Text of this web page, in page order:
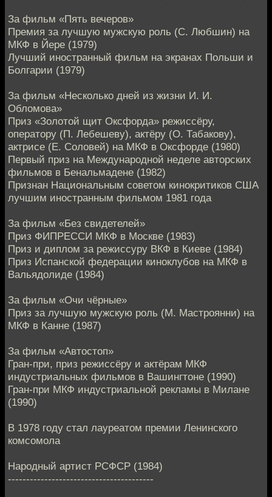
За фильм «Пять вечеров»
Премия за лучшую мужскую роль (С. Любшин) на
МКФ в Йере (1979)
Лучший иностранный фильм на экранах Польши и
Болгарии (1979)
За фильм «Несколько дней из жизни И. И.
Обломова»
Приз «Золотой щит Оксфорда» режиссёру,
оператору (П. Лебешеву), актёру (О. Табакову),
актрисе (Е. Соловей) на МКФ в Оксфорде (1980)
Первый приз на Международной неделе авторских
фильмов в Бенальмадене (1982)
Признан Национальным советом кинокритиков США
лучшим иностранным фильмом 1981 года
За фильм «Без свидетелей»
Приз ФИПРЕССИ МКФ в Москве (1983)
Приз и диплом за режиссуру ВКФ в Киеве (1984)
Приз Испанской федерации киноклубов на МКФ в
Вальядолиде (1984)
За фильм «Очи чёрные»
Приз за лучшую мужскую роль (М. Мастроянни) на
МКФ в Канне (1987)
За фильм «Автостоп»
Гран-при, приз режиссёру и актёрам МКФ
индустриальных фильмов в Вашингтоне (1990)
Гран-при МКФ индустриальной рекламы в Милане
(1990)
В 1978 году стал лауреатом премии Ленинского
комсомола
Народный артист РСФСР (1984)
----------------------------------------